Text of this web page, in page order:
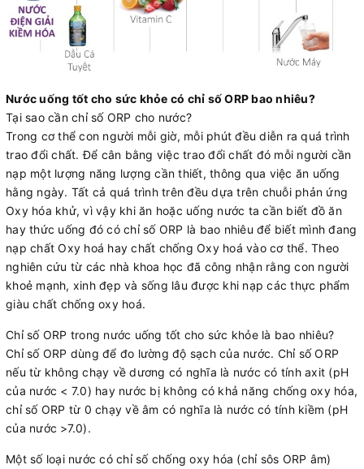
Nước uống tốt cho sức khỏe có chỉ số ORP bao nhiêu?
Tại sao cần chỉ số ORP cho nước?
Trong cơ thể con người mỗi giờ, mỗi phút đều diễn ra quá trình
trao đổi chất. Để cân bằng việc trao đổi chất đó mỗi người cần
nạp một lượng năng lượng cần thiết, thông qua việc ăn uống
hằng ngày. Tất cả quá trình trên đều dựa trên chuỗi phản ứng
Oxy hóa khử, vì vậy khi ăn hoặc uống nước ta cần biết đồ ăn
hay thức uống đó có chỉ số ORP là bao nhiêu để biết mình đang
nạp chất Oxy hoá hay chất chống Oxy hoá vào cơ thể. Theo
nghiên cứu từ các nhà khoa học đã công nhận rằng con người
khoẻ mạnh, xinh đẹp và sống lâu được khi nạp các thực phẩm
giàu chất chống oxy hoá.
Chỉ số ORP trong nước uống tốt cho sức khỏe là bao nhiêu?
Chỉ số ORP dùng để đo lường độ sạch của nước. Chỉ số ORP
nếu từ không chạy về dương có nghĩa là nước có tính axit (pH
của nước < 7.0) hay nước bị không có khả năng chống oxy hóa,
chỉ số ORP từ 0 chạy về âm có nghĩa là nước có tính kiềm (pH
của nước >7.0).
Một số loại nước có chỉ số chống oxy hóa (chỉ sôs ORP âm)